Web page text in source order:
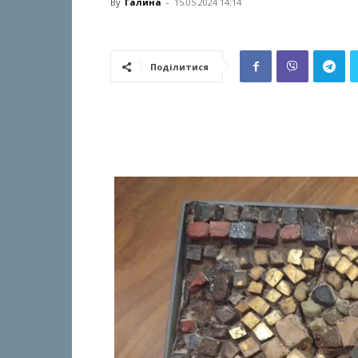
Поділитися